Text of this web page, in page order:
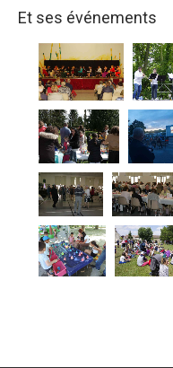
Et ses événements